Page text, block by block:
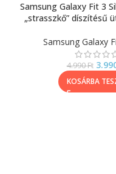
Samsung Galaxy Fit 3
„strasszkő” díszítésű
Samsung Galaxy
4.990Ft
KOSÁRBA